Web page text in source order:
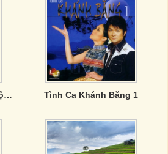
Phương Hồng Quế 5 - Bội Bạc Tình Ca Khánh Băng 1